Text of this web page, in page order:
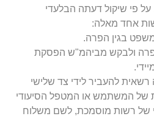
על פי שיקול דעתה הבלעדי
אחד מאלה:
בגין הפרה.
ולבקש מביהמ"ש הפסקת
להעביר לידי צד שלישי
של המשתמש או המטפל הסיעודי
של רשות מוסמכת, לשם משלוח